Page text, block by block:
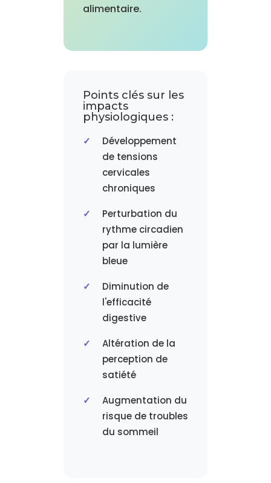
alimentaire.
Points clés sur les
impacts
physiologiques :
Développement
de tensions
cervicales
chroniques
Perturbation du
rythme circadien
par la lumière
bleue
Diminution de
l'efficacité
digestive
Altération de la
perception de
satiété
Augmentation du
risque de troubles
du sommeil